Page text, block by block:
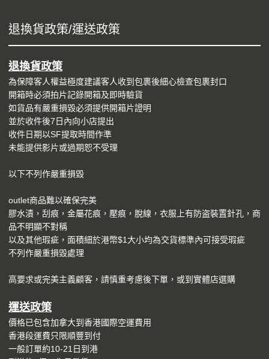
退換貨政策/運送政策
退換貨政策
為保障客人權益極度建議客人收到包裹後細心檢查包裹封口
開箱時必須拍片記錄開箱及即時驗貨
如貨品有嚴重損毀必須提供開箱片證明
並於收件後7日內向小店提出
收件日期以SF提取時間作準
未能提供影片或過期恕不受理
以下不列作嚴重損毀
outlet商品難以確保完美
膠水漬，刮痕，金屬花痕，壓痕，脫線，衣服上有防盗裝置針孔，商
品不明顯不對稱
以及其他瑕疵，面積細於港幣$1大小均為交貨標準內可接受瑕疵
不列作嚴重損毀處理
高要求或完美主義顧客，請慎重考慮後下單，或到實體店選購
運送政策
價格已包含加拿大到香港國際空運費用
香港段運費只限順豐到付
一般訂單約10-21日到港